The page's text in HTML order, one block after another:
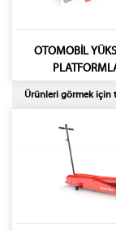
OTOMOBİL
Ürünleri görmek için